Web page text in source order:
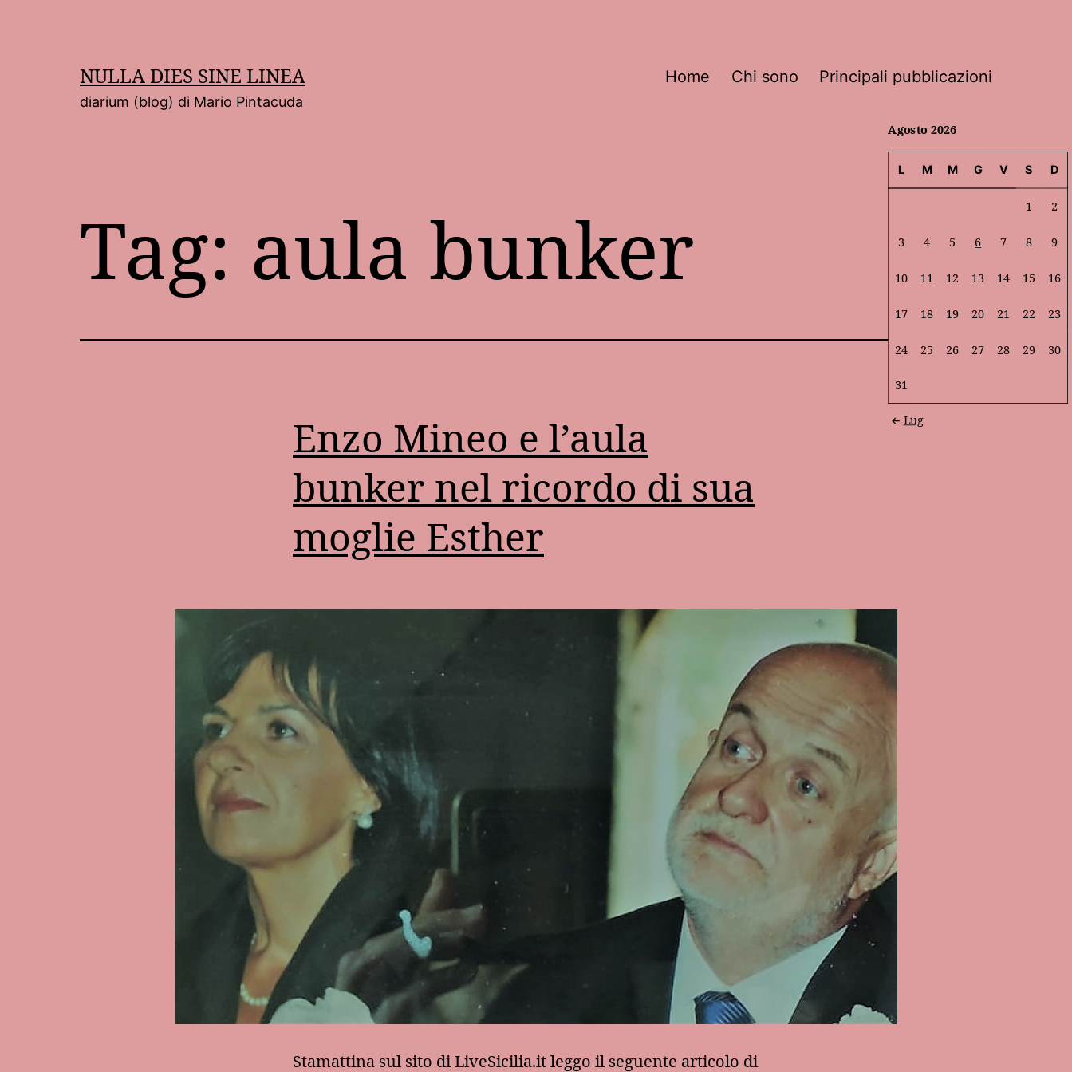
NULLA DIES SINE LINEA
diarium (blog) di Mario Pintacuda
Home Chi sono Principali pubblicazioni
Tag: aula bunker
Enzo Mineo e l’aula
bunker nel ricordo di sua
moglie Esther
Stamattina sul sito di LiveSicilia.it leggo il seguente articolo di
Agosto 2026
L M M G V S D
1 2
3 4 5 6 7 8 9
10 11 12 13 14 15 16
17 18 19 20 21 22 23
24 25 26 27 28 29 30
31
Lug